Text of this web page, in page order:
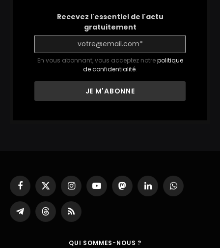
Recevez l'essentiel de l'actu
gratuitement
En vous abonnant, vous acceptez notrepolitique
de confidentialité.
Facebook
X
(Twitter)
InstagramYouTubeMastodonLinkedInWhatsApp
Partager
sur
ThreadsRSS
QUI SOMMES-NOUS ?